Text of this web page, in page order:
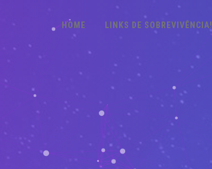
HOME LINKS DE SOBREVIVÊNCIA!